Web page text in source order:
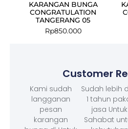
KARANGAN BUNGA
CONGRATULATION
TANGERANG 05
Rp850.000
Customer
Kami sudah
langganan
pesan
karangan
Sudah lebih
1 tahun
jasa Untuk
Sahabat